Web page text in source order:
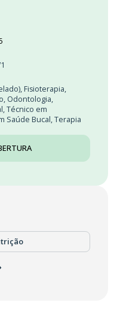
, Fisioterapia,
, Odontologia,
,Técnico em
Saúde Bucal,Terapia